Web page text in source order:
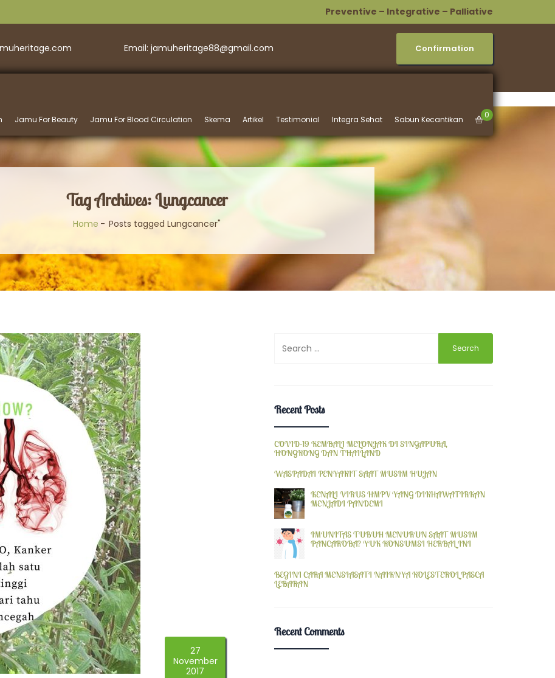
Preventive – Integrative – Palliative
Email: jamuheritage88@gmail.com Confirmation
0
Jamu For Beauty Jamu For Blood Circulation Skema Artikel Testimonial Integra Sehat Sabun Kecantikan
Tag Archives: Lungcancer
Home Posts tagged Lungcancer"
27
November
2017
for:
Recent Posts
COVID-19 KEMBALI MELONJAK DI SINGAPURA,
HONGKONG DAN THAILAND
WASPADAI PENYAKIT SAAT MUSIM HUJAN
KENALI VIRUS HMPV YANG DIKHAWATIRKAN
MENJADI PANDEMI
IMUNITAS TUBUH MENURUN SAAT MUSIM
PANCAROBA? YUK KONSUMSI HERBAL INI
BEGINI CARA MENSIASATI NAIKNYA KOLESTEROL PASCA
LEBARAN
Recent Comments